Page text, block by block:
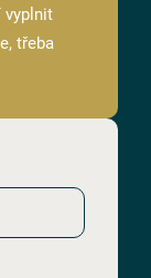
vyplnit
třeba